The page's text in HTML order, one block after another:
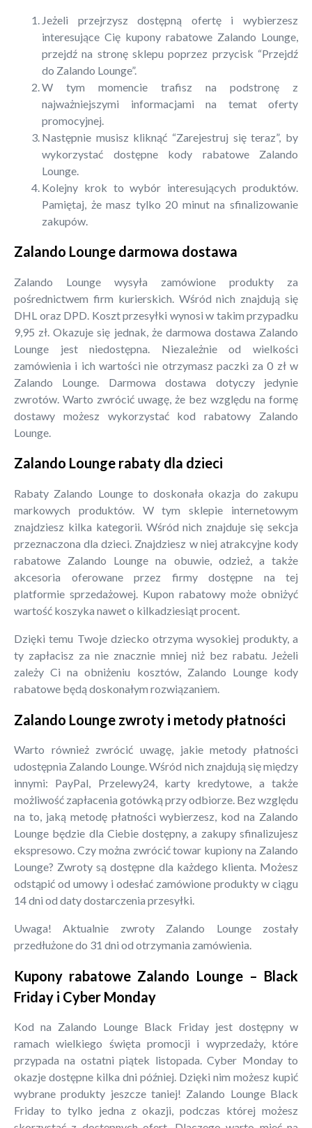
Jeżeli przejrzysz dostępną ofertę i wybierzesz
interesujące Cię kupony rabatowe Zalando Lounge,
przejdź na stronę sklepu poprzez przycisk “Przejdź
do Zalando Lounge”.
W tym momencie trafisz na podstronę z
najważniejszymi informacjami na temat oferty
promocyjnej.
Następnie musisz kliknąć “Zarejestruj się teraz”, by
wykorzystać dostępne kody rabatowe Zalando
Lounge.
Kolejny krok to wybór interesujących produktów.
Pamiętaj, że masz tylko 20 minut na sfinalizowanie
zakupów.
Zalando Lounge darmowa dostawa
Zalando Lounge wysyła zamówione produkty za
pośrednictwem firm kurierskich. Wśród nich znajdują się
DHL oraz DPD. Koszt przesyłki wynosi w takim przypadku
9,95 zł. Okazuje się jednak, że darmowa dostawa Zalando
Lounge jest niedostępna. Niezależnie od wielkości
zamówienia i ich wartości nie otrzymasz paczki za 0 zł w
Zalando Lounge. Darmowa dostawa dotyczy jedynie
zwrotów. Warto zwrócić uwagę, że bez względu na formę
dostawy możesz wykorzystać kod rabatowy Zalando
Lounge.
Zalando Lounge rabaty dla dzieci
Rabaty Zalando Lounge to doskonała okazja do zakupu
markowych produktów. W tym sklepie internetowym
znajdziesz kilka kategorii. Wśród nich znajduje się sekcja
przeznaczona dla dzieci. Znajdziesz w niej atrakcyjne kody
rabatowe Zalando Lounge na obuwie, odzież, a także
akcesoria oferowane przez firmy dostępne na tej
platformie sprzedażowej. Kupon rabatowy może obniżyć
wartość koszyka nawet o kilkadziesiąt procent.
Dzięki temu Twoje dziecko otrzyma wysokiej produkty, a
ty zapłacisz za nie znacznie mniej niż bez rabatu. Jeżeli
zależy Ci na obniżeniu kosztów, Zalando Lounge kody
rabatowe będą doskonałym rozwiązaniem.
Zalando Lounge zwroty i metody płatności
Warto również zwrócić uwagę, jakie metody płatności
udostępnia Zalando Lounge. Wśród nich znajdują się między
innymi: PayPal, Przelewy24, karty kredytowe, a także
możliwość zapłacenia gotówką przy odbiorze. Bez względu
na to, jaką metodę płatności wybierzesz, kod na Zalando
Lounge będzie dla Ciebie dostępny, a zakupy sfinalizujesz
ekspresowo. Czy można zwrócić towar kupiony na Zalando
Lounge? Zwroty są dostępne dla każdego klienta. Możesz
odstąpić od umowy i odesłać zamówione produkty w ciągu
14 dni od daty dostarczenia przesyłki.
Uwaga! Aktualnie zwroty Zalando Lounge zostały
przedłużone do 31 dni od otrzymania zamówienia.
Kupony rabatowe Zalando Lounge – Black
Friday i Cyber Monday
Kod na Zalando Lounge Black Friday jest dostępny w
ramach wielkiego święta promocji i wyprzedaży, które
przypada na ostatni piątek listopada. Cyber Monday to
okazje dostępne kilka dni później. Dzięki nim możesz kupić
wybrane produkty jeszcze taniej! Zalando Lounge Black
Friday to tylko jedna z okazji, podczas której możesz